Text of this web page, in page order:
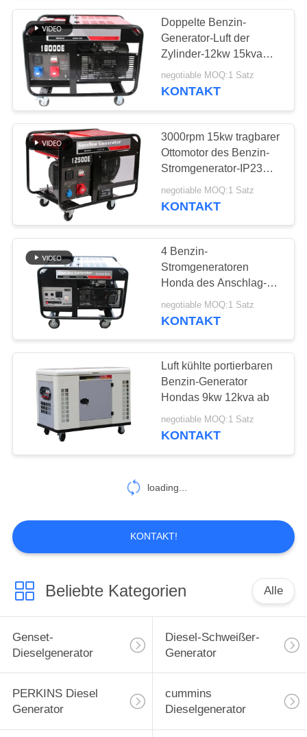
Marinedieselgenerator
38
Dieselgenerator
Yanmar
14
Kühlcontainergenerator
Dieselgenerator
101
12
Doppelte Benzin-
Generator-Luft der
Zylinder-12kw 15kva
portierbare kühlte 380V
ab
negotiable MOQ:1 Satz
KONTAKT
3000rpm 15kw tragbarer
Ottomotor des Benzin-
Stromgenerator-IP23
Kohler
negotiable MOQ:1 Satz
KONTAKT
4 Benzin-
Stromgeneratoren
Honda des Anschlag-
OHV der Maschinen-
10kw 15kva
negotiable MOQ:1 Satz
KONTAKT
Luft kühlte portierbaren
Benzin-Generator
Hondas 9kw 12kva ab
negotiable MOQ:1 Satz
KONTAKT
loading...
KONTAKT!
Beliebte Kategorien Alle
Genset-
Dieselgenerator
Diesel-Schweißer-
Generator
PERKINS Diesel
Generator
cummins
Dieselgenerator